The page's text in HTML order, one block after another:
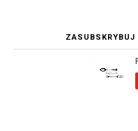
ZASUBSKRYBUJ